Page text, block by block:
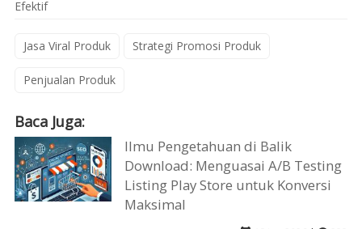
Efektif
Jasa Viral Produk Strategi Promosi Produk
Penjualan Produk
Baca Juga:
Ilmu Pengetahuan di Balik
Download: Menguasai A/B Testing
Listing Play Store untuk Konversi
Maksimal